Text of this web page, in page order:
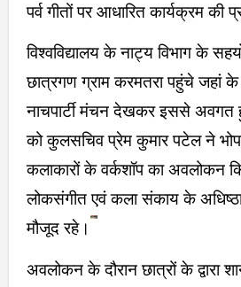
पर्व गीतों पर आधारित कार्यक्रम की
विश्वविद्यालय के नाट्य विभाग के
छात्रगण ग्राम करमतरा पहुंचे जहां के
नाचपार्टी मंचन देखकर इससे अवगत
को कुलसचिव प्रेम कुमार पटेल ने
कलाकारों के वर्कशॉप का अवलोकन
लोकसंगीत एवं कला संकाय के
मौजूद रहे।
अवलोकन के दौरान छात्रों के द्वारा